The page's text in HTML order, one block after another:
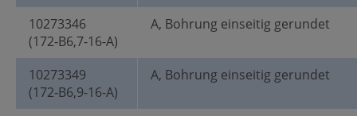
10273346
(172-B6,7-16-A)
A, Bohrung einseitig gerundet
10273349
(172-B6,9-16-A)
A, Bohrung einseitig gerundet